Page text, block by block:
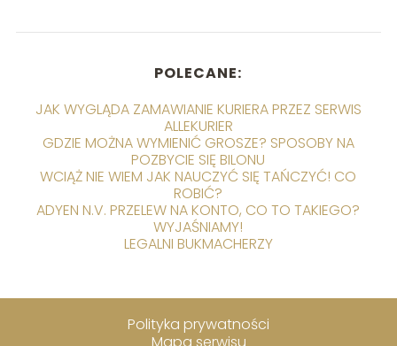
POLECANE:
JAK WYGLĄDA ZAMAWIANIE KURIERA PRZEZ SERWIS
ALLEKURIER
GDZIE MOŻNA WYMIENIĆ GROSZE? SPOSOBY NA
POZBYCIE SIĘ BILONU
WCIĄŻ NIE WIEM JAK NAUCZYĆ SIĘ TAŃCZYĆ! CO
ROBIĆ?
ADYEN N.V. PRZELEW NA KONTO, CO TO TAKIEGO?
WYJAŚNIAMY!
LEGALNI BUKMACHERZY
Polityka prywatności